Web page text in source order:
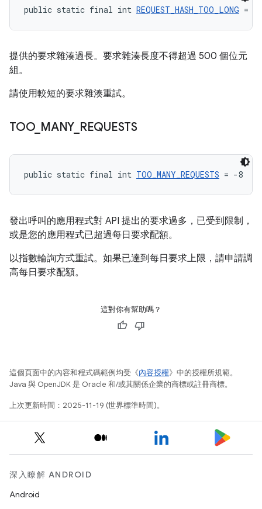
public static final int REQUEST_HASH_TOO_LONG = -
提供的要求雜湊過長。要求雜湊長度不得超過 500 個位元
組。
請使用較短的要求雜湊重試。
TOO_ MANY_ REQUESTS
public static final int TOO_MANY_REQUESTS = -8
發出呼叫的應用程式對 API 提出的要求過多，已受到限制，
或是您的應用程式已超過每日要求配額。
以指數輪詢方式重試。如果已達到每日要求上限，請申請調
高每日要求配額。
這對你有幫助嗎？
這個頁面中的內容和程式碼範例均受《內容授權》中的授權所規範。
Java 與 OpenJDK 是 Oracle 和/或其關係企業的商標或註冊商標。
上次更新時間：2025-11-19 (世界標準時間)。
深入瞭解 ANDROID
Android